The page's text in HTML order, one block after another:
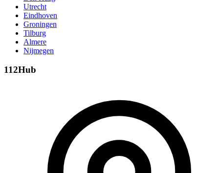
Utrecht
Eindhoven
Groningen
Tilburg
Almere
Nijmegen
112Hub